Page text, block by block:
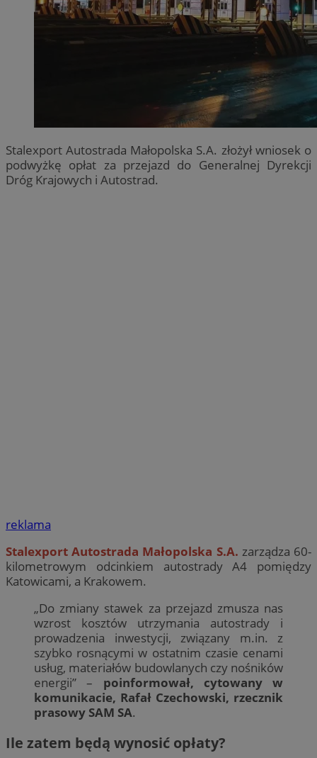
Stalexport Autostrada Małopolska S.A. złożył wniosek o
podwyżkę opłat za przejazd do Generalnej Dyrekcji
Dróg Krajowych i Autostrad.
reklama
Stalexport Autostrada Małopolska S.A. zarządza 60-
kilometrowym odcinkiem autostrady A4 pomiędzy
Katowicami, a Krakowem.
„Do zmiany stawek za przejazd zmusza nas
wzrost kosztów utrzymania autostrady i
prowadzenia inwestycji, związany m.in. z
szybko rosnącymi w ostatnim czasie cenami
usług, materiałów budowlanych czy nośników
energii” – poinformował, cytowany w
komunikacie, Rafał Czechowski, rzecznik
prasowy SAM SA.
Ile zatem będą wynosić opłaty?